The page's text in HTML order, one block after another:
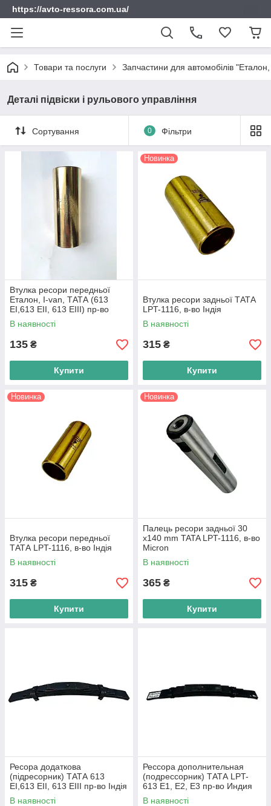
https://avto-ressora.com.ua/
Товари та послуги Запчастини для автомобілів
Деталі підвіски і рульового управління
Сортування 0 Фільтри
Втулка ресори передньої
Еталон, I-van, ТАТА (613
EI,613 EII, 613 EIII) пр-во
Індія
В наявності
135 ₴
Купити
Новинка
Втулка ресори задньої ТАТА
LPT-1116, в-во Індія
В наявності
315 ₴
Купити
Новинка
Втулка ресори передньої
ТАТА LPT-1116, в-во Індія
В наявності
315 ₴
Купити
Новинка
Палець ресори задньої 30
х140 mm TATA LPT-1116, в-во
Micron
В наявності
365 ₴
Купити
Ресора додаткова
(підресорник) ТАТА 613
EI,613 EII, 613 EIII пр-во Індія
В наявності
Рессора дополнительная
(подрессорник) ТАТА LPT-
613 E1, E2, E3 пр-во Индия
В наявності